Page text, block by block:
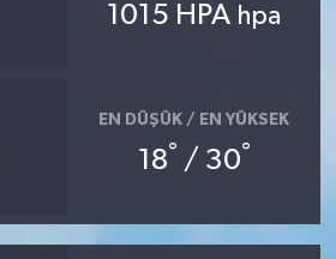
1015 HPA hpa
EN DÜŞÜK / EN YÜKSEK
18° / 30°